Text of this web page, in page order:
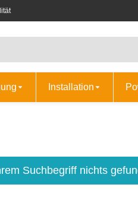
Installation
Suchbegriff nichts